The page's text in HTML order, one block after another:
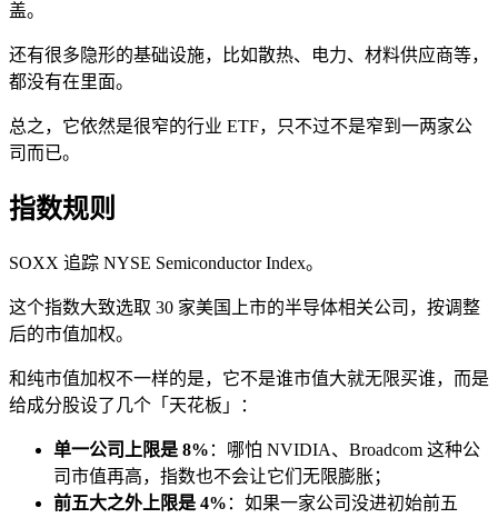
盖。
还有很多隐形的基础设施，比如散热、电力、材料供应商等，
都没有在里面。
总之，它依然是很窄的行业 ETF，只不过不是窄到一两家公
司而已。
指数规则
SOXX 追踪 NYSE Semiconductor Index。
这个指数大致选取 30 家美国上市的半导体相关公司，按调整
后的市值加权。
和纯市值加权不一样的是，它不是谁市值大就无限买谁，而是
给成分股设了几个「天花板」：
单一公司上限是 8% ：哪怕 NVIDIA、Broadcom 这种公
司市值再高，指数也不会让它们无限膨胀；
前五大之外上限是 4% ：如果一家公司没进初始前五